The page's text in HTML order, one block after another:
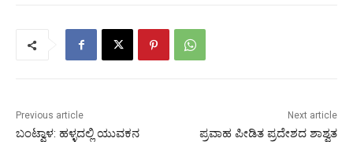
Previous article
ಬಂಟ್ವಾಳ: ಹಳ್ಳದಲ್ಲಿ ಯುವಕನ
Next article
ಪ್ರವಾಹ ಪೀಡಿತ ಪ್ರದೇಶದ ಶಾಶ್ವತ